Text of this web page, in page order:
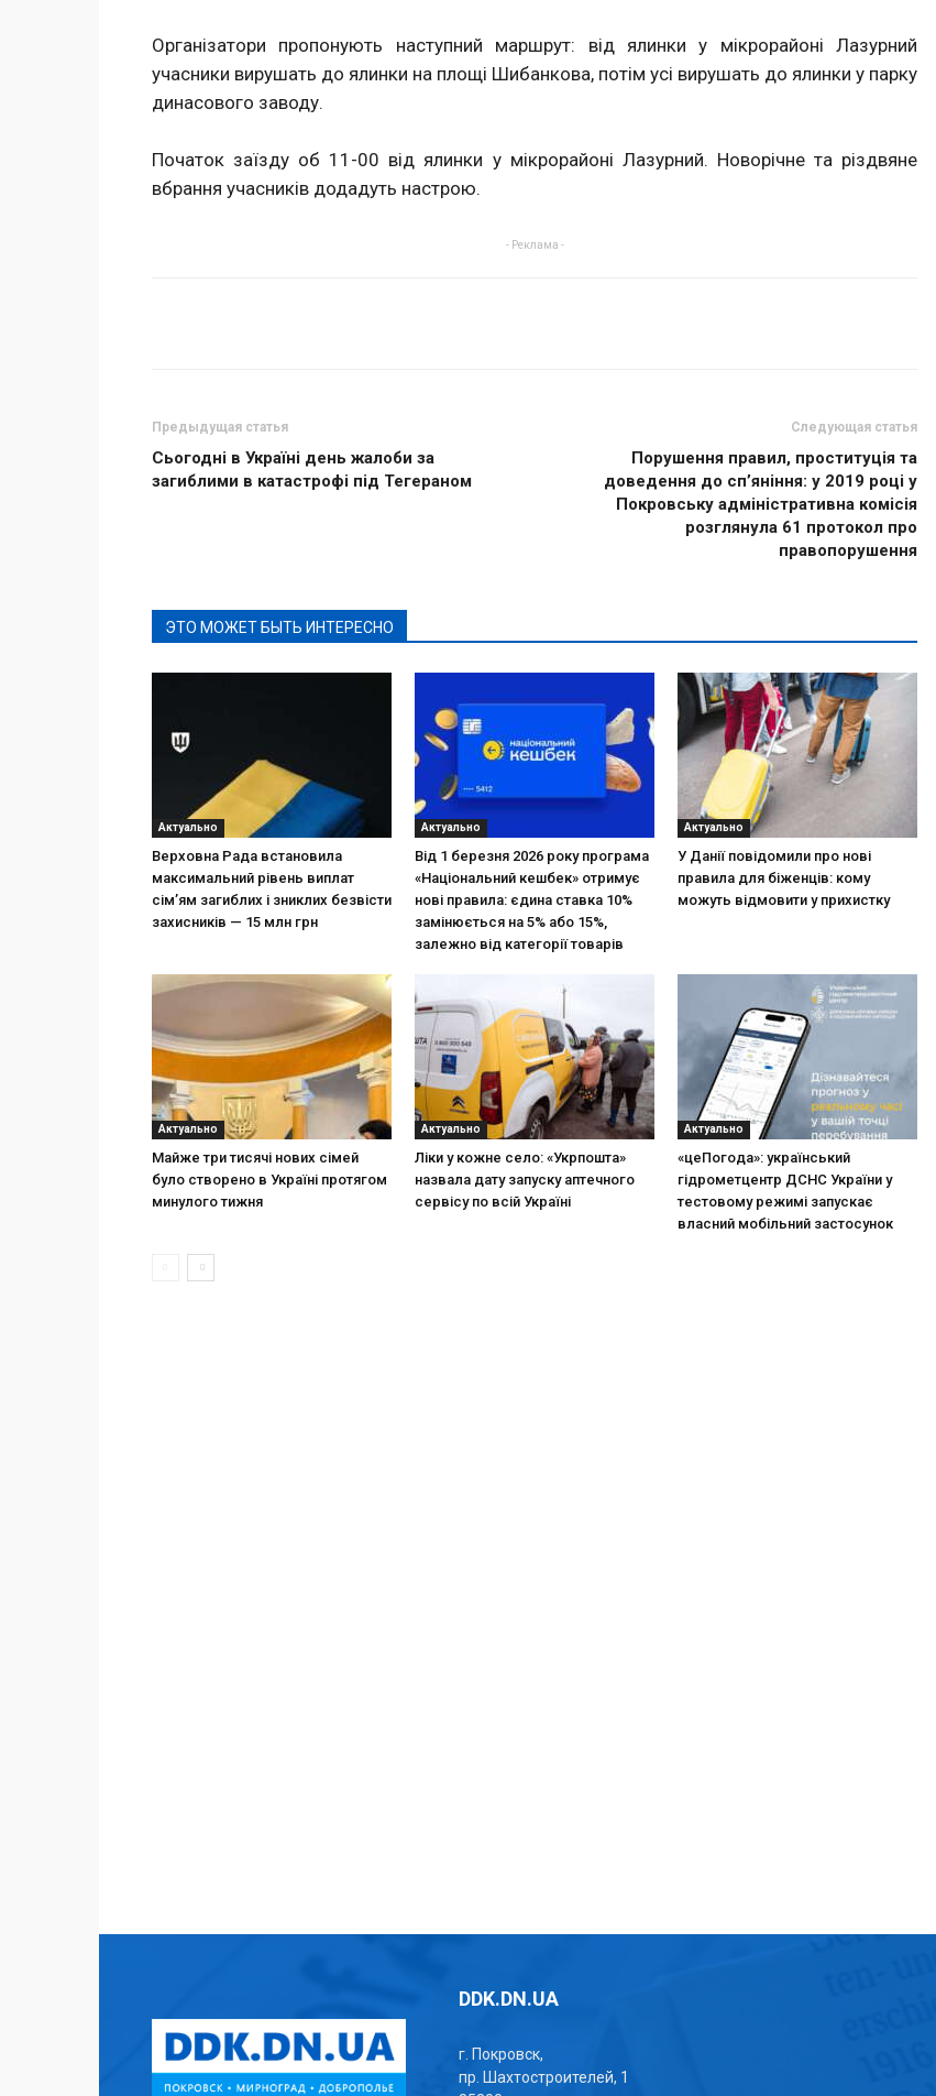
Організатори пропонують наступний маршрут: від ялинки у мікрорайоні Лазурний
учасники вирушать до ялинки на площі Шибанкова, потім усі вирушать до ялинки у парку
динасового заводу.
Початок заїзду об 11-00 від ялинки у мікрорайоні Лазурний. Новорічне та різдвяне
вбрання учасників додадуть настрою.
- Реклама -
Предыдущая статья
Сьогодні в Україні день жалоби за
загиблими в катастрофі під Тегераном
Следующая статья
Порушення правил, проституція та
доведення до сп’яніння: у 2019 році у
Покровську адміністративна комісія
розглянула 61 протокол про
правопорушення
ЭТО МОЖЕТ БЫТЬ ИНТЕРЕСНО
Актуально
Верховна Рада встановила
максимальний рівень виплат
сім’ям загиблих і зниклих безвісти
захисників — 15 млн грн
Актуально
Від 1 березня 2026 року програма
«Національний кешбек» отримує
нові правила: єдина ставка 10%
замінюється на 5% або 15%,
залежно від категорії товарів
Актуально
У Данії повідомили про нові
правила для біженців: кому
можуть відмовити у прихистку
Актуально
Майже три тисячі нових сімей
було створено в Україні протягом
минулого тижня
Актуально
Ліки у кожне село: «Укрпошта»
назвала дату запуску аптечного
сервісу по всій Україні
Актуально
«цеПогода»: український
гідрометцентр ДСНС України у
тестовому режимі запускає
власний мобільний застосунок
DDK.DN.UA
г. Покровск,
пр. Шахтостроителей, 1